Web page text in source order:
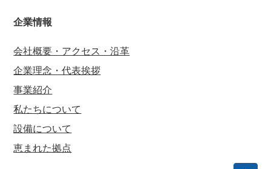
企業情報
会社概要・アクセス・沿革
企業理念・代表挨拶
事業紹介
私たちについて
設備について
恵まれた拠点